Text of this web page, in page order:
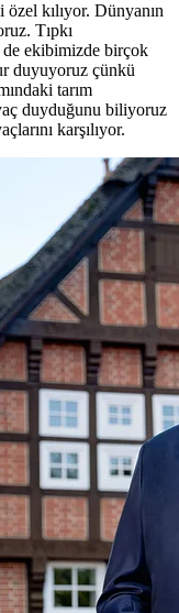
kılıyor. Dünyanın
Tıpkı
ekibimizde birçok
duyuyoruz çünkü
tarım
duyduğunu biliyoruz
karşılıyor.